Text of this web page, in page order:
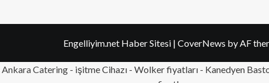
Engelliyim.net Haber Sitesi | CoverNews by AF
Ankara Catering - işitme Cihazı - Wolker fiyatları - Kanedyen